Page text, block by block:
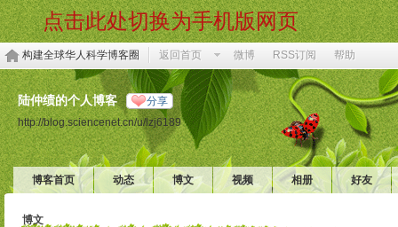
点击此处切换为手机版网页
构建全球华人科学博客圈 返回首页 微博 RSS订阅 帮助
陆仲绩的个人博客 分享
http://blog.sciencenet.cn/u/lzj6189
博客首页 动态 博文 视频 相册 好友
博文